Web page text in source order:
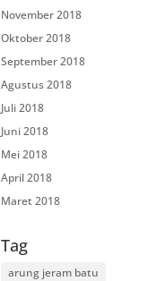
November 2018
Oktober 2018
September 2018
Agustus 2018
Juli 2018
Juni 2018
Mei 2018
April 2018
Maret 2018
Tag
arung jeram batu